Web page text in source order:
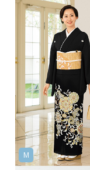
M